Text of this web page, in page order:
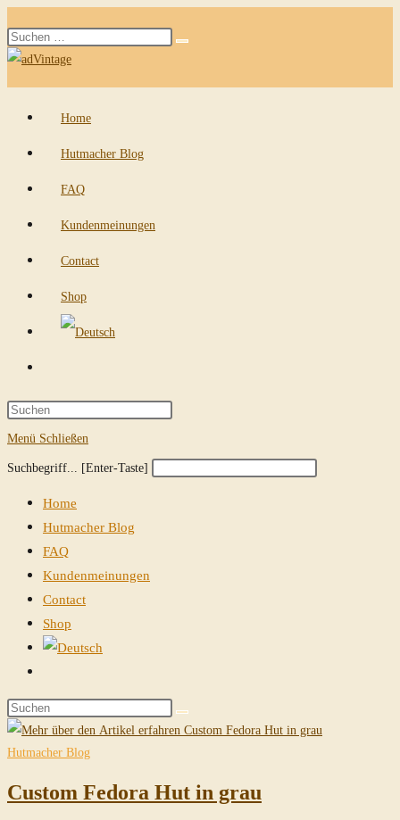
Inhalt
springen
Diese
Website
Suche
Home
Hutmacher Blog
FAQ
Kundenmeinungen
Contact
Shop
Suche
umschalten
Press
close
Menü Schließen
Diese
durchsuchen
Suchbegriff... [Enter-Taste]
Press
Home
Hutmacher Blog
FAQ
Kundenmeinungen
Contact
Shop
Suche
umschalten
Diese
Website
durchsuchen
Hutmacher Blog
Custom Fedora Hut in grau